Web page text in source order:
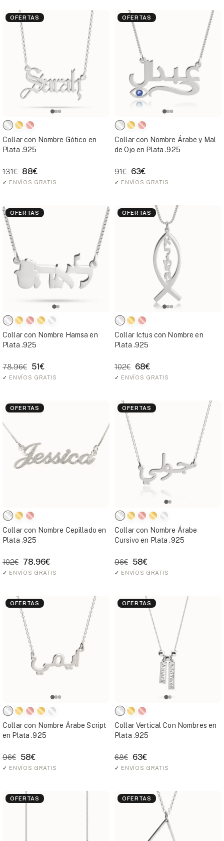
OFERTAS
Collar con Nombre Gótico en
Plata .925
131€ 88€
✓ ENVÍOS GRATIS
OFERTAS
Collar con Nombre Árabe y Mal
de Ojo en Plata .925
91€ 63€
✓ ENVÍOS GRATIS
OFERTAS
Collar con Nombre Hamsa en
Plata .925
78.96€ 51€
✓ ENVÍOS GRATIS
OFERTAS
Collar Ictus con Nombre en
Plata .925
102€ 68€
✓ ENVÍOS GRATIS
OFERTAS
Collar con Nombre Cepillado en
Plata .925
102€ 78.96€
✓ ENVÍOS GRATIS
OFERTAS
Collar con Nombre Árabe
Cursivo en Plata .925
96€ 58€
✓ ENVÍOS GRATIS
OFERTAS
Collar con Nombre Árabe Script
en Plata .925
96€ 58€
✓ ENVÍOS GRATIS
OFERTAS
Collar Vertical Con Nombres en
Plata .925
68€ 63€
✓ ENVÍOS GRATIS
OFERTAS OFERTAS